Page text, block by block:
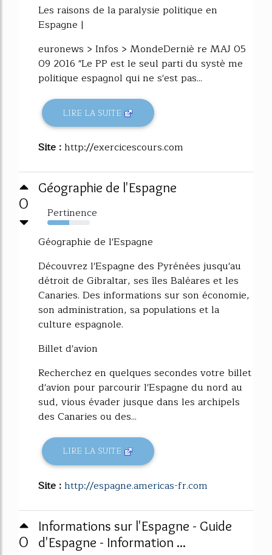
Les raisons de la paralysie politique en
Espagne |
euronews > Infos > MondeDerniè re MAJ 05
09 2016 "Le PP est le seul parti du systè me
politique espagnol qui ne s'est pas...
LIRE LA SUITE
Site :http://exercicescours.com
0
Géographie de l'Espagne
Pertinence
52%
Géographie de l'Espagne
Découvrez l'Espagne des Pyrénées jusqu'au
détroit de Gibraltar, ses îles Baléares et les
Canaries. Des informations sur son économie,
son administration, sa populations et la
culture espagnole.
Billet d'avion
Recherchez en quelques secondes votre billet
d'avion pour parcourir l'Espagne du nord au
sud, vious évader jusque dans les archipels
des Canaries ou des...
LIRE LA SUITE
Site :http://espagne.americas-fr.com
0
Informations sur l'Espagne - Guide
d'Espagne - Information ...